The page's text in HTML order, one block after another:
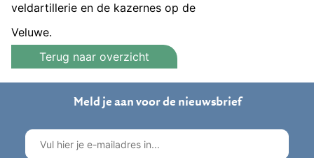
veldartillerie en de kazernes op de
Veluwe.
Terug naar overzicht
Meld je aan voor de nieuwsbrief